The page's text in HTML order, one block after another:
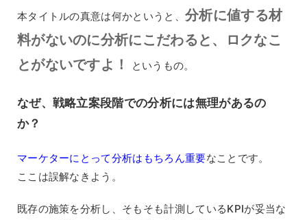
本タイトルの真意は何かというと、 分析に値する材
料がないのに分析にこだわると、ロクなこ
とがないですよ！
というもの。
なぜ、戦略立案段階での分析には無理があるの
か？
マーケターにとって分析はもちろん重要なことです。
ここは誤解なきよう。
既存の施策を分析し、そもそも計測しているKPIが妥当な